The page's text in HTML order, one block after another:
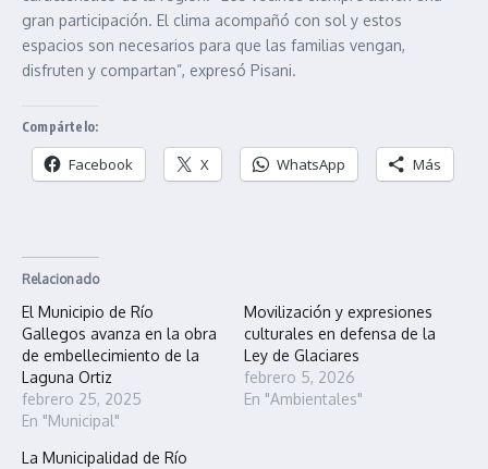
gran participación. El clima acompañó con sol y estos
espacios son necesarios para que las familias vengan,
disfruten y compartan”, expresó Pisani.
Compártelo:
Facebook X WhatsApp Más
Relacionado
El Municipio de Río
Gallegos avanza en la obra
de embellecimiento de la
Laguna Ortiz
febrero 25, 2025
En "Municipal"
Movilización y expresiones
culturales en defensa de la
Ley de Glaciares
febrero 5, 2026
En "Ambientales"
La Municipalidad de Río